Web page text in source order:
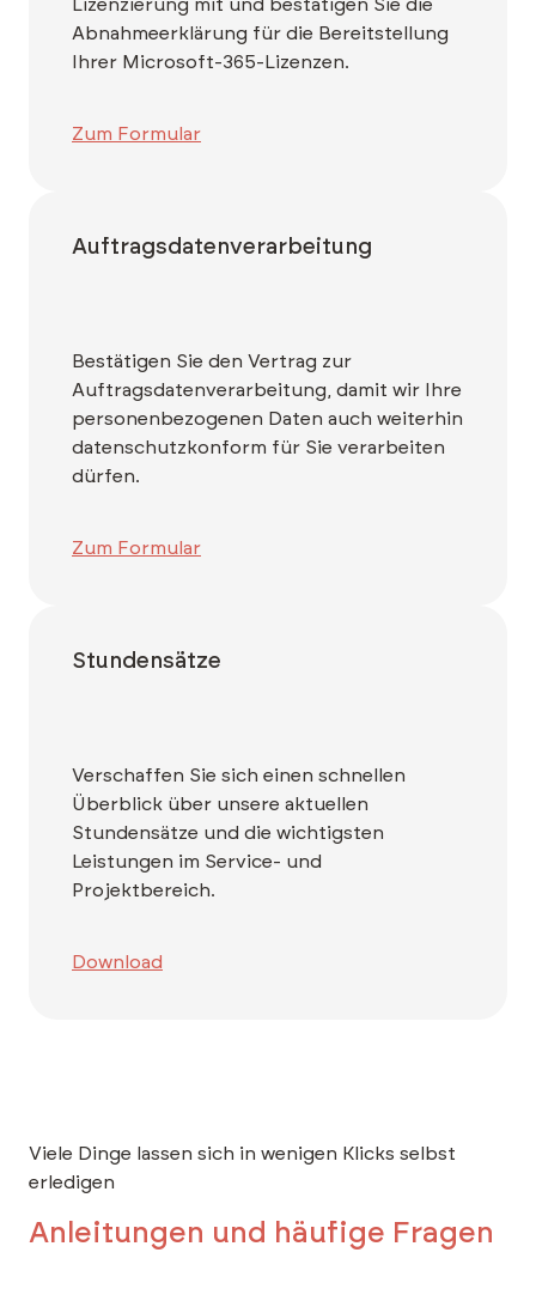
Lizenzierung mit und bestätigen Sie die
Abnahmeerklärung für die Bereitstellung
Ihrer Microsoft-365-Lizenzen.
Zum Formular
Auftragsdatenverarbeitung
Bestätigen Sie den Vertrag zur
Auftragsdatenverarbeitung, damit wir Ihre
personenbezogenen Daten auch weiterhin
datenschutzkonform für Sie verarbeiten
dürfen.
Zum Formular
Stundensätze
Verschaffen Sie sich einen schnellen
Überblick über unsere aktuellen
Stundensätze und die wichtigsten
Leistungen im Service- und
Projektbereich.
Download
Viele Dinge lassen sich in wenigen Klicks selbst
erledigen
Anleitungen und häufige Fragen